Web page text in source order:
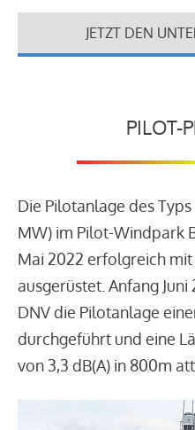
JETZT DEN
PILOT-
Die Pilotanlage des Typs
MW) im Pilot-Windpark
Mai 2022 erfolgreich
ausgerüstet. Anfang
DNV die Pilotanlage
durchgeführt und eine
von 3,3 dB(A) in 800m